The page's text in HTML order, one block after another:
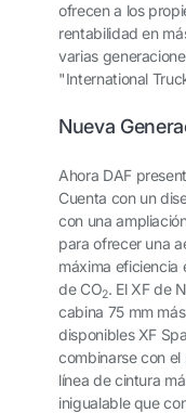
ofrecen a los
rentabilidad en
varias
"International
Nueva
Ahora DAF
Cuenta con un
con una
para ofrecer una
máxima eficiencia
de CO2. El XF de
cabina 75 mm
disponibles XF
combinarse con
línea de cintura
inigualable que